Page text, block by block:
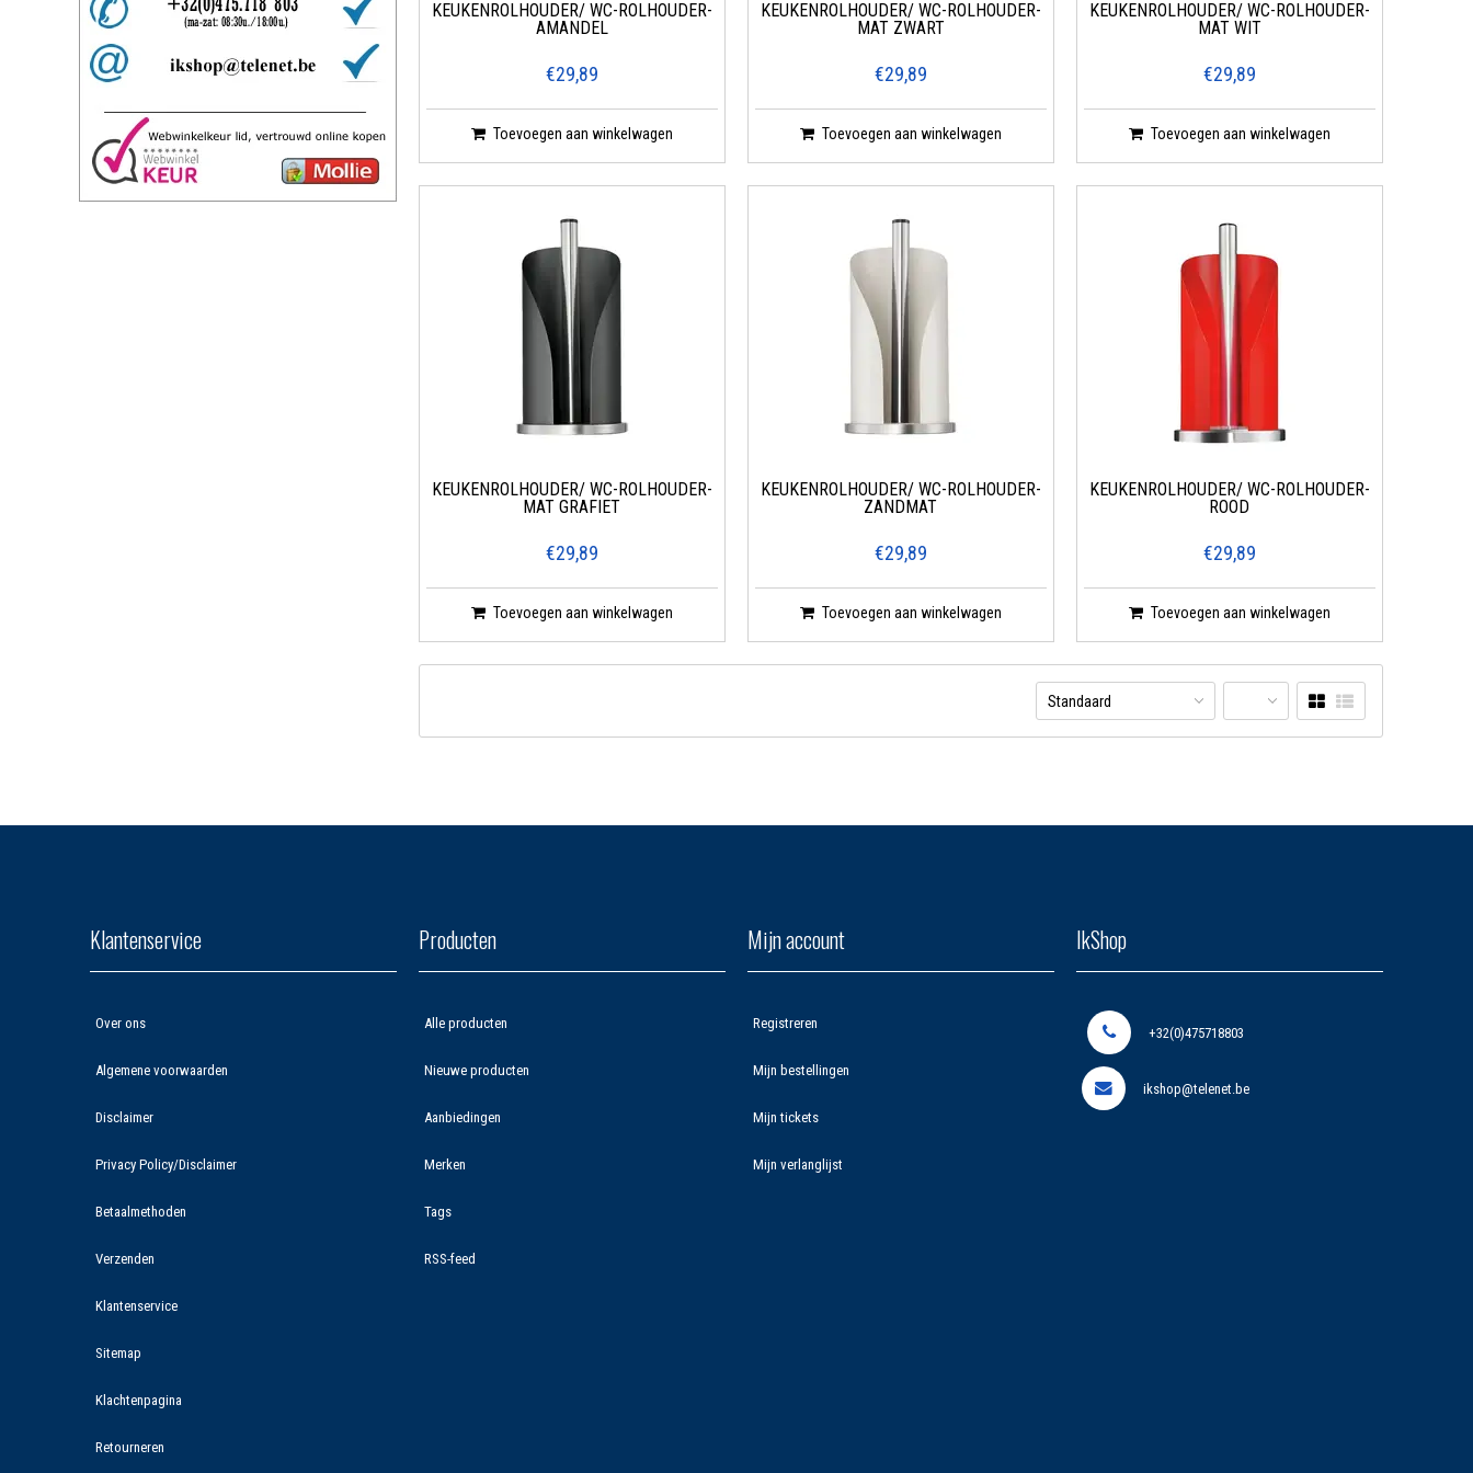
KEUKENROLHOUDER/ WC-ROLHOUDER-
AMANDEL
€29,89
Toevoegen aan winkelwagen
KEUKENROLHOUDER/ WC-ROLHOUDER-
MAT ZWART
€29,89
Toevoegen aan winkelwagen
KEUKENROLHOUDER/ WC-ROLHOUDER-
MAT WIT
€29,89
Toevoegen aan winkelwagen
KEUKENROLHOUDER/ WC-ROLHOUDER-
MAT GRAFIET
€29,89
Toevoegen aan winkelwagen
KEUKENROLHOUDER/ WC-ROLHOUDER-
ZANDMAT
€29,89
Toevoegen aan winkelwagen
KEUKENROLHOUDER/ WC-ROLHOUDER-
ROOD
€29,89
Toevoegen aan winkelwagen
Standaard
Klantenservice
Over ons
Algemene voorwaarden
Disclaimer
Privacy Policy/Disclaimer
Betaalmethoden
Verzenden
Klantenservice
Sitemap
Klachtenpagina
Retourneren
Producten
Alle producten
Nieuwe producten
Aanbiedingen
Merken
Tags
RSS-feed
Mijn account
Registreren
Mijn bestellingen
Mijn tickets
Mijn verlanglijst
IkShop
+32(0)475718803
ikshop@telenet.be